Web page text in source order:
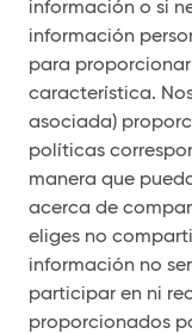
información o si
información
para
característica.
asociada)
políticas
manera que
acerca de
eliges no
información no
participar en ni
proporcionados